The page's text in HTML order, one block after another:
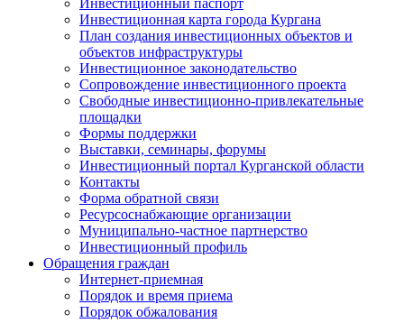
Инвестиционный паспорт
Инвестиционная карта города Кургана
План создания инвестиционных объектов и
объектов инфраструктуры
Инвестиционное законодательство
Сопровождение инвестиционного проекта
Свободные инвестиционно-привлекательные
площадки
Формы поддержки
Выставки, семинары, форумы
Инвестиционный портал Курганской области
Контакты
Форма обратной связи
Ресурсоснабжающие организации
Муниципально-частное партнерство
Инвестиционный профиль
Обращения граждан
Интернет-приемная
Порядок и время приема
Порядок обжалования